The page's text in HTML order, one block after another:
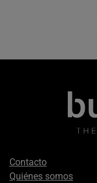
Footer
secondary
Contacto
Quiénes somos